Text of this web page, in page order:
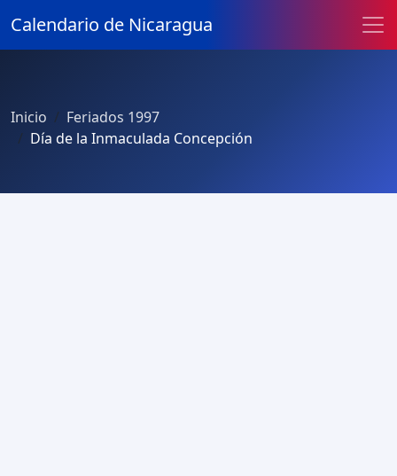
Calendario de Nicaragua
Inicio
Feriados 1997
Día de la Inmaculada Concepción